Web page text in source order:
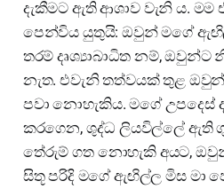
දැකීමට ඇති ආශාව වැනි ය.
පෙන්විය යුතුයි: ඔවුන් මගේ
තරම් දෘශ්‍යාබාධිත නම්, ඔවුන්ට
නැත. එවැනි තත්වයක් තුළ
පවා නොහැකිය. මගේ උපදෙස්
කරගෙන, ශුද්ධ ලියවිල්ලේ ඇති
තේරුම් ගත නොහැකි අයට,
සිතූ පරිදි මගේ ඇඟිල්ල මිස මා